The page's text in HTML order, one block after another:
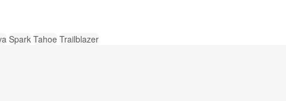
Spark Tahoe Trailblazer